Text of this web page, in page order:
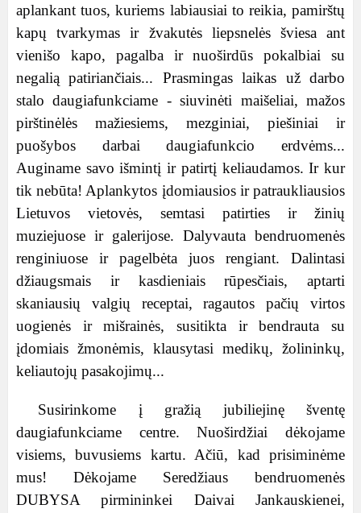
aplankant tuos, kuriems labiausiai to reikia, pamirštų
kapų tvarkymas ir žvakutės liepsnelės šviesa ant
vienišo kapo, pagalba ir nuoširdūs pokalbiai su
negalią patiriančiais... Prasmingas laikas už darbo
stalo daugiafunkciame - siuvinėti maišeliai, mažos
pirštinėlės mažiesiems, mezginiai, piešiniai ir
puošybos darbai daugiafunkcio erdvėms...
Auginame savo išmintį ir patirtį keliaudamos. Ir kur
tik nebūta! Aplankytos įdomiausios ir patraukliausios
Lietuvos vietovės, semtasi patirties ir žinių
muziejuose ir galerijose. Dalyvauta bendruomenės
renginiuose ir pagelbėta juos rengiant. Dalintasi
džiaugsmais ir kasdieniais rūpesčiais, aptarti
skaniausių valgių receptai, ragautos pačių virtos
uogienės ir mišrainės, susitikta ir bendrauta su
įdomiais žmonėmis, klausytasi medikų, žolininkų,
keliautojų pasakojimų...
Susirinkome į gražią jubiliejinę šventę
daugiafunkciame centre. Nuoširdžiai dėkojame
visiems, buvusiems kartu. Ačiū, kad prisiminėme
mus! Dėkojame Seredžiaus bendruomenės
DUBYSA pirmininkei Daivai Jankauskienei,